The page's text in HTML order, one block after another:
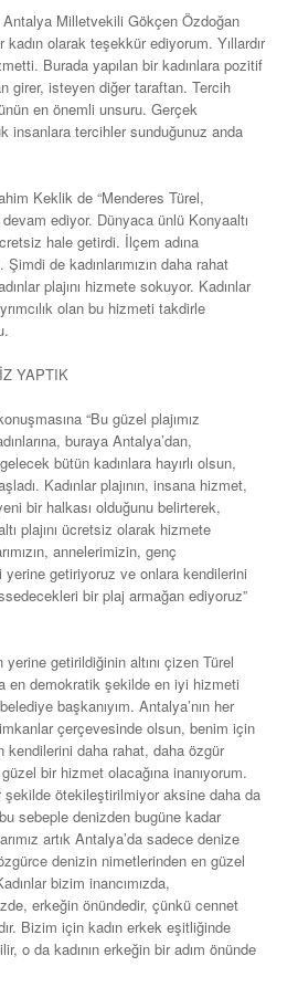
Antalya Milletvekili Gökçen Özdoğan
kadın olarak teşekkür ediyorum. Yıllardır
Burada yapılan bir kadınlara pozitif
girer, isteyen diğer taraftan. Tercih
en önemli unsuru. Gerçek
insanlara tercihler sunduğunuz anda
Keklik de “Menderes Türel,
devam ediyor. Dünyaca ünlü Konyaaltı
hale getirdi. İlçem adına
Şimdi de kadınlarımızın daha rahat
plajını hizmete sokuyor. Kadınlar
olan bu hizmeti takdirle
YAPTIK
“Bu güzel plajımız
buraya Antalya’dan,
bütün kadınlara hayırlı olsun,
Kadınlar plajının, insana hizmet,
bir halkası olduğunu belirterek,
plajını ücretsiz olarak hizmete
annelerimizin, genç
getiriyoruz ve onlara kendilerini
bir plaj armağan ediyoruz”
yerine getirildiğinin altını çizen Türel
en demokratik şekilde en iyi hizmeti
başkanıyım. Antalya’nın her
çerçevesinde olsun, benim için
kendilerini daha rahat, daha özgür
bir hizmet olacağına inanıyorum.
şekilde ötekileştirilmiyor aksine daha da
sebeple denizden bugüne kadar
artık Antalya’da sadece denize
denizin nimetlerinden en güzel
bizim inancımızda,
erkeğin önündedir, çünkü cennet
Bizim için kadın erkek eşitliğinde
o da kadının erkeğin bir adım önünde